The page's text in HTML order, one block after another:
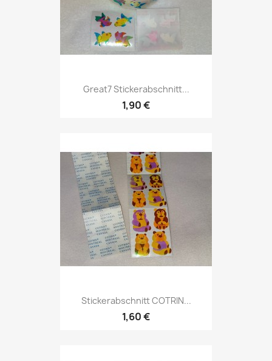
Great7 Stickerabschnitt...
1,90 €
Stickerabschnitt COTRIN...
1,60 €